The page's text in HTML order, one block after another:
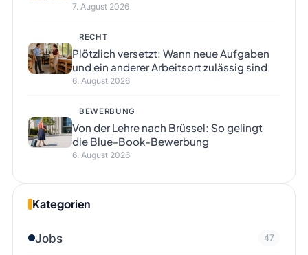
7. August 2026
RECHT
Plötzlich versetzt: Wann neue Aufgaben
und ein anderer Arbeitsort zulässig sind
6. August 2026
BEWERBUNG
Von der Lehre nach Brüssel: So gelingt
die Blue-Book-Bewerbung
6. August 2026
Kategorien
Jobs 47